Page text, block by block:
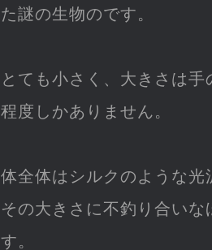
た謎の生物のです。
とても小さく、大きさは
程度しかありません。
体全体はシルクのような光
その大きさに不釣り合い
す。